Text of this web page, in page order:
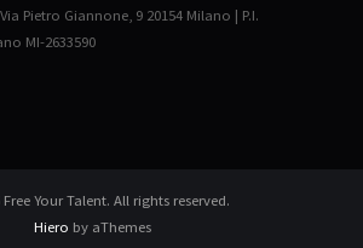
Pietro Giannone, 9 20154 Milano | P.I.
MI-2633590
Your Talent. All rights reserved.
Hiero by aThemes